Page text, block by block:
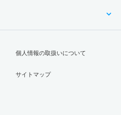
個人情報の取扱いについて
サイトマップ